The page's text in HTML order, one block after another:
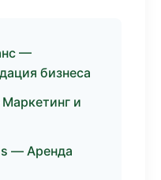
—
бизнеса
и
— Аренда